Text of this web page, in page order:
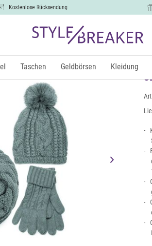
Kostenlose Rücksendung
Taschen Geldbörsen Kleidung